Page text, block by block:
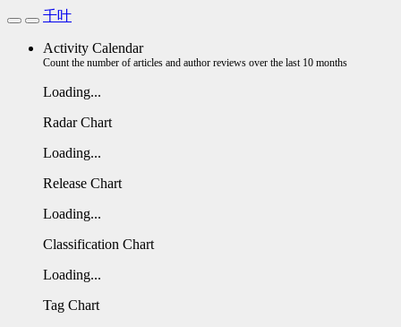
千叶
Activity Calendar
Count the number of articles and author reviews over the last 10 months
Loading...
Radar Chart
Loading...
Release Chart
Loading...
Classification Chart
Loading...
Tag Chart